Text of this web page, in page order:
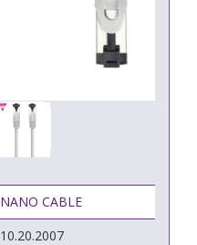
NANO CABLE
10.20.2007